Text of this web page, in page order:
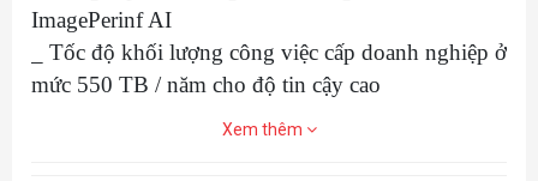
ImagePerinf AI
_ Tốc độ khối lượng công việc cấp doanh nghiệp ở
mức 550 TB / năm cho độ tin cậy cao
Xem thêm